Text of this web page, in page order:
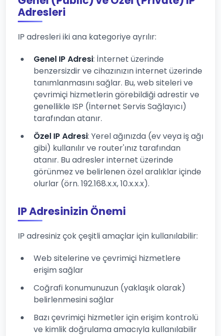
Adresleri
IP adresleri iki ana kategoriye ayrılır:
Genel IP Adresi: İnternet üzerinde
benzersizdir ve cihazınızın internet üzerinde
tanımlanmasını sağlar. Bu, web siteleri ve
çevrimiçi hizmetlerin görebildiği adrestir ve
genellikle ISP (İnternet Servis Sağlayıcı)
tarafından atanır.
Özel IP Adresi: Yerel ağınızda (ev veya iş ağı
gibi) kullanılır ve router'ınız tarafından
atanır. Bu adresler internet üzerinde
görünmez ve belirlenen özel aralıklar içinde
olurlar (örn. 192.168.x.x, 10.x.x.x).
IP Adresinizin Önemi
IP adresiniz çok çeşitli amaçlar için kullanılabilir:
Web sitelerine ve çevrimiçi hizmetlere
erişim sağlar
Coğrafi konumunuzun (yaklaşık olarak)
belirlenmesini sağlar
Bazı çevrimiçi hizmetler için erişim kontrolü
ve kimlik doğrulama amacıyla kullanılabilir